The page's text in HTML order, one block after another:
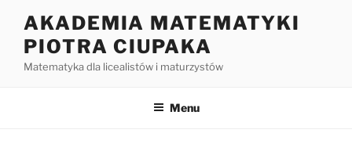
treści
AKADEMIA MATEMATYKI
PIOTRA CIUPAKA
Matematyka dla licealistów i maturzystów
Menu